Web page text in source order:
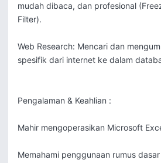
mudah dibaca, dan profesional
Filter).
Web Research: Mencari dan
spesifik dari internet ke dalam
Pengalaman & Keahlian :
Mahir mengoperasikan Microsoft
Memahami penggunaan rumus